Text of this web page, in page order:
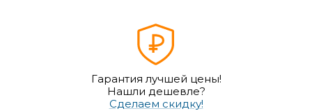
Гарантия лучшей цены!
Нашли дешевле?
Сделаем скидку!